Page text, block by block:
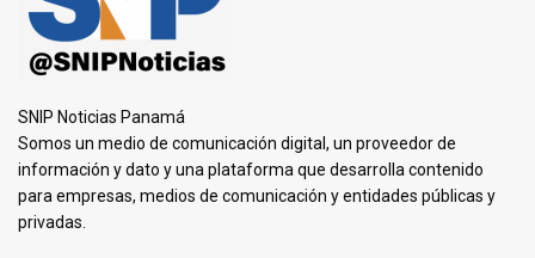
SNIP Noticias Panamá
Somos un medio de comunicación digital, un proveedor de
información y dato y una plataforma que desarrolla contenido
para empresas, medios de comunicación y entidades públicas y
privadas.